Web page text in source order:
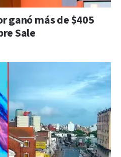
ganó más de $405
Sale